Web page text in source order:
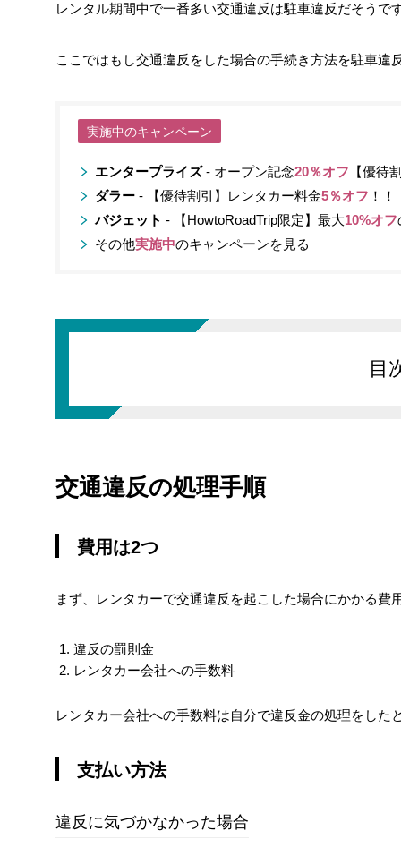
レンタル期間中で一番多い交通違反は駐車違反だそうで
ここではもし交通違反をした場合の手続き方法を駐車違
実施中のキャンペーン
エンタープライズ- オープン記念20％オフ 【優待
ダラー - 【優待割引】レンタカー料金5％オフ ！！
バジェット - 【HowtoRoadTrip限定】最大10%オフ
その他実施中のキャンペーンを見る
目
支払い方法
交通違反の処理手順
費用は2つ
まず、レンタカーで交通違反を起こした場合にかかる費
違反の罰則金
レンタカー会社への手数料
レンタカー会社への手数料は自分で違反金の処理をした
支払い方法
違反に気づかなかった場合